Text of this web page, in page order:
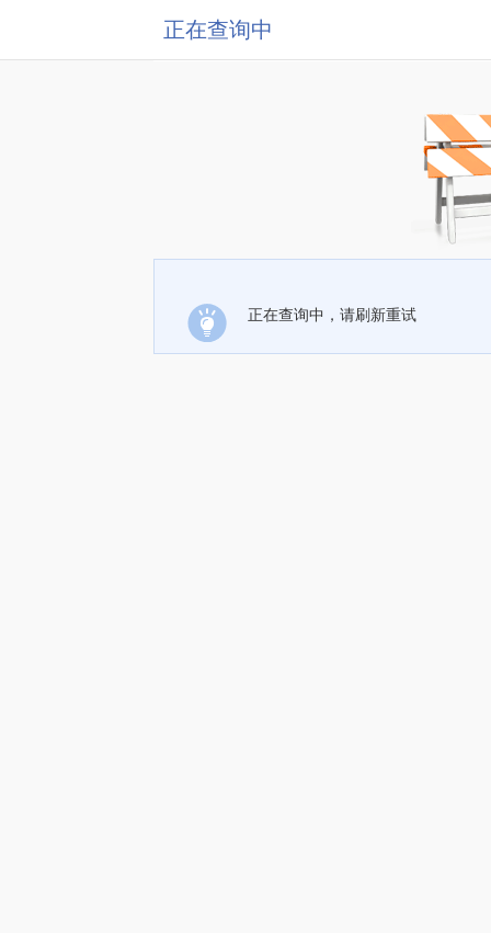
正在查询中
正在查询中，请刷新重试